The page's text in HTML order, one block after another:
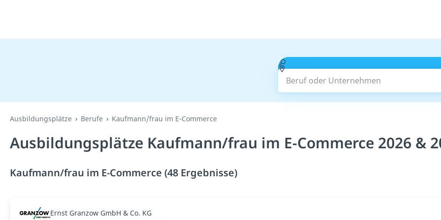
Beruf oder Unternehmen
Ausbildungsplätze Berufe Kaufmann/frau im E-Commerce
Ausbildungsplätze Kaufmann/frau im E-Commerce 2026 &
Kaufmann/frau im E-Commerce (48 Ergebnisse)
Ernst Granzow GmbH & Co. KG